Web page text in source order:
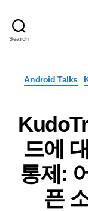
Search
Android Talks
드에
통제:
픈